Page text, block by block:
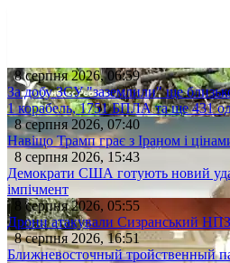
8 серпня 2026, 06:59
За добу ЗСУ "заземлили" ще
1 корабель, 1751 БПЛА та ще 431
8 серпня 2026, 07:40
Навіщо Трамп грає з Іраном і
8 серпня 2026, 15:43
Демократи США готують новий
імпічмент
8 серпня 2026, 05:55
Дрони атакували Сизранський НПЗ
8 серпня 2026, 16:51
Ближневосточный тройственный